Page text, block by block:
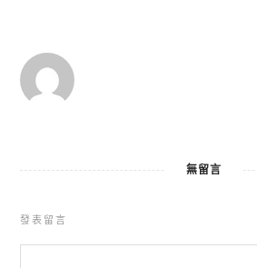
無留言
發表留言